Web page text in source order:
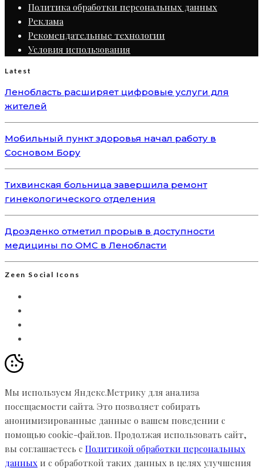
Политика обработки персональных данных
Реклама
Рекомендательные технологии
Условия использования
Latest
Ленобласть расширяет цифровые услуги для
жителей
Мобильный пункт здоровья начал работу в
Сосновом Бору
Тихвинская больница завершила ремонт
гинекологического отделения
Дрозденко отметил прорыв в доступности
медицины по ОМС в Ленобласти
Zeen Social Icons
Мы используем Яндекс.Метрику для анализа
посещаемости сайта. Это позволяет собирать
анонимизированные данные о вашем поведении с
помощью cookie-файлов. Продолжая использовать сайт,
вы соглашаетесь с Политикой обработки персональных
данных и с обработкой таких данных в целях улучшения